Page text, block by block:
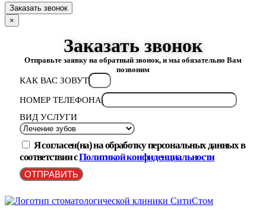
Заказать звонок
×
Заказать звонок
Отправьте заявку на обратный звонок, и мы обязательно Вам
позвоним
КАК ВАС ЗОВУТ
НОМЕР ТЕЛЕФОНА
ВИД УСЛУГИ
Я согласен(на) на обработку персональных данных в
соответствии сПолитикой конфиденциальности
ОТПРАВИТЬ